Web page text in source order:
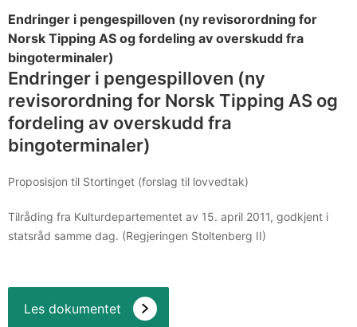
Endringer i pengespilloven (ny revisorordning for
Norsk Tipping AS og fordeling av overskudd fra
bingoterminaler)
Endringer i pengespilloven (ny
revisorordning for Norsk Tipping AS og
fordeling av overskudd fra
bingoterminaler)
Proposisjon til Stortinget (forslag til lovvedtak)
Tilråding fra Kulturdepartementet av 15. april 2011, godkjent i
statsråd samme dag. (Regjeringen Stoltenberg II)
Les dokumentet